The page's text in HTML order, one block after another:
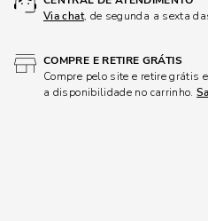
Via chat, de segunda a sexta
COMPRE E RETIRE GRÁTIS
Compre pelo site e retire grátis
a disponibilidade no carrinho.